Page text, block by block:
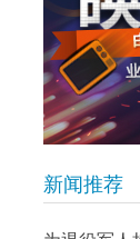
新闻推荐